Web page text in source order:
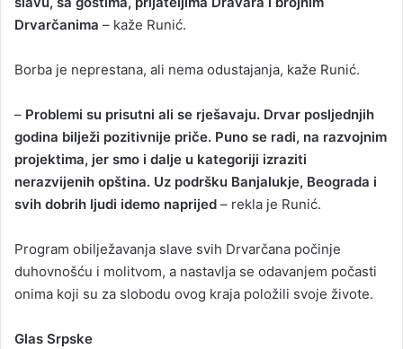
Drvarčanima – kaže Runić.
Borba je neprestana, ali nema odustajanja, kaže Runić.
– Problemi su prisutni ali se rješavaju. Drvar posljednjih
godina bilježi pozitivnije priče. Puno se radi, na razvojnim
projektima, jer smo i dalje u kategoriji izraziti
nerazvijenih opština. Uz podršku Banjalukje, Beograda i
svih dobrih ljudi idemo naprijed – rekla je Runić.
Program obilježavanja slave svih Drvarčana počinje
duhovnošću i molitvom, a nastavlja se odavanjem počasti
onima koji su za slobodu ovog kraja položili svoje živote.
Glas Srpske